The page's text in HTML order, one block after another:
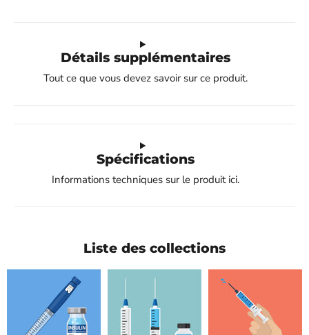
Détails supplémentaires
Tout ce que vous devez savoir sur ce produit.
Spécifications
Informations techniques sur le produit ici.
Liste des collections